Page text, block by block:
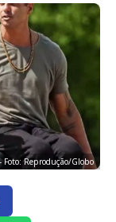
Reprodução/Globo